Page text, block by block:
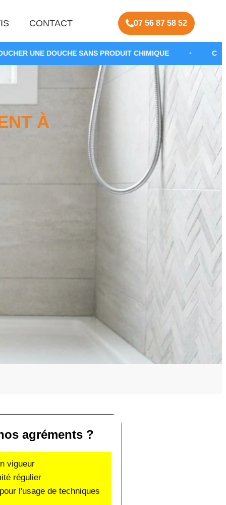
CONTACT 07 56 87 58 52
SANS PRODUIT CHIMIQUE • CURAGE DE SIPHON
À
agréments ?
vigueur
régulier
l'usage de techniques